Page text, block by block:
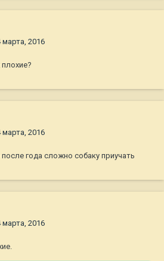
марта, 2016
марта, 2016
года сложно собаку приучать
марта, 2016